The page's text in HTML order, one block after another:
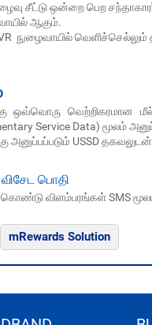
சீட்டு ஒன்றை பெற
ஆகும்.
நுழைவாயில்
ஒவ்வொரு வெற்றிகரமான
Service Data) மூலம்
USSD தகவலுடன்
பொதி
விளம்பரங்கள் SMS
mRewards Solution